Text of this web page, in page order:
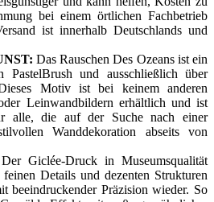
bei einem örtlichen Fachbetrieb
ist innerhalb Deutschlands und
Das Rauschen Des Ozeans ist ein
PastelBrush und ausschließlich über
Motiv ist bei keinem anderen
Leinwandbildern erhältlich und ist
alle, die auf der Suche nach einer
Wanddekoration abseits von
Der Giclée-Druck in Museumsqualität
Details und dezenten Strukturen
beeindruckender Präzision wieder. So